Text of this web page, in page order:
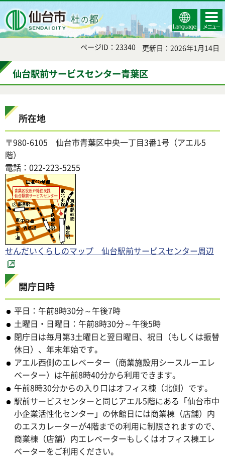
Select
Language
コンテ
ンツメ
ニュー
ページID：23340 更新日：2026年1月14日
仙台駅前サービスセンター青葉区
所在地
〒980-6105 仙台市青葉区中央一丁目3番1号（アエル5
階）
電話：022-223-5255
せんだいくらしのマップ 仙台駅前サービスセンター周辺
開庁日時
平日：午前8時30分～午後7時
土曜日・日曜日：午前8時30分～午後5時
閉庁日は毎月第3土曜日と翌日曜日、祝日（もしくは振替
休日）、年末年始です。
アエル西側のエレベーター（商業施設用シースルーエレ
ベーター）は午前8時40分から利用できます。
午前8時30分からの入り口はオフィス棟（北側）です。
駅前サービスセンターと同じアエル5階にある「仙台市中
小企業活性化センター」の休館日には商業棟（店舗）内
のエスカレーターが4階までの利用に制限されますので、
商業棟（店舗）内エレベーターもしくはオフィス棟エレ
ベーターをご利用ください。